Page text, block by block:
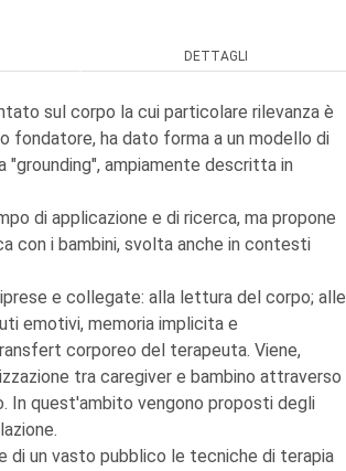
DETTAGLI
sul corpo la cui particolare rilevanza è
ha dato forma a un modello di
ampiamente descritta in
di applicazione e di ricerca, ma propone
con i bambini, svolta anche in contesti
e collegate: alla lettura del corpo; alle
emotivi, memoria implicita e
corporeo del terapeuta. Viene,
tra caregiver e bambino attraverso
In quest'ambito vengono proposti degli
un vasto pubblico le tecniche di terapia